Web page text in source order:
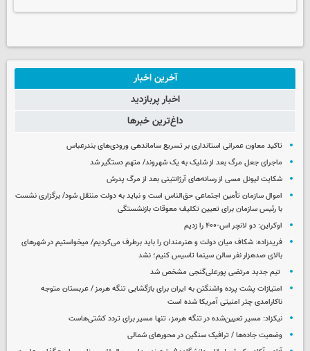
آخرین اخبار
اخبار پربازدید
داغ‌ترین خبرها
تاکید معاون عمرانی استانداری بر تسریع ساماندهی ورودی‌های بندرعباس
ماجرای جعل مرگ بعد از شلیک به یک شهروند/ متهم دستگیر شد
شکایت لیونل مسی از رسانه‌های آرژانتینی بعد از مرگ پدرش
اموال سازمان تأمین اجتماعی حق‌الناس است و نباید به دولت منتقل شود/ برگزاری نشست
با رئیس سازمان برای تعیین تکلیف معوقات بازنشستگی
اوکراین: دو لانچر اس-۴۰۰ را زدیم
فریدزاده: شکاف میان دولت و هنرمندان را باید برطرف می‌کردیم/ میخواستیم در شهرهای
بالای صدهزار نفر سالن سینما تاسیس کنیم؛ نشد
تیم جدید مرتضی پورعلی‌گنجی مشخص شد
امتیازات پشت پرده واشنگتن به ایران برای بازگشایی تنگه هرمز / عربستان متوجه
ناکارامدی چتر امنیتی آمریکا شده است
نیکزاد: مسیر تعیین‌شده در تنگه هرمز، تنها مسیر برای تردد کشتی‌هاست
وضعیت جاده‌ها / ترافیک سنگین در محورهای شمالی